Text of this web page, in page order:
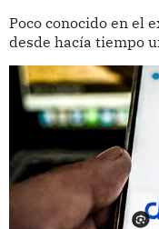
Poco conocido en el
desde hacía tiempo